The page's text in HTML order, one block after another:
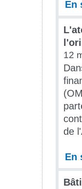
En
12
de
En